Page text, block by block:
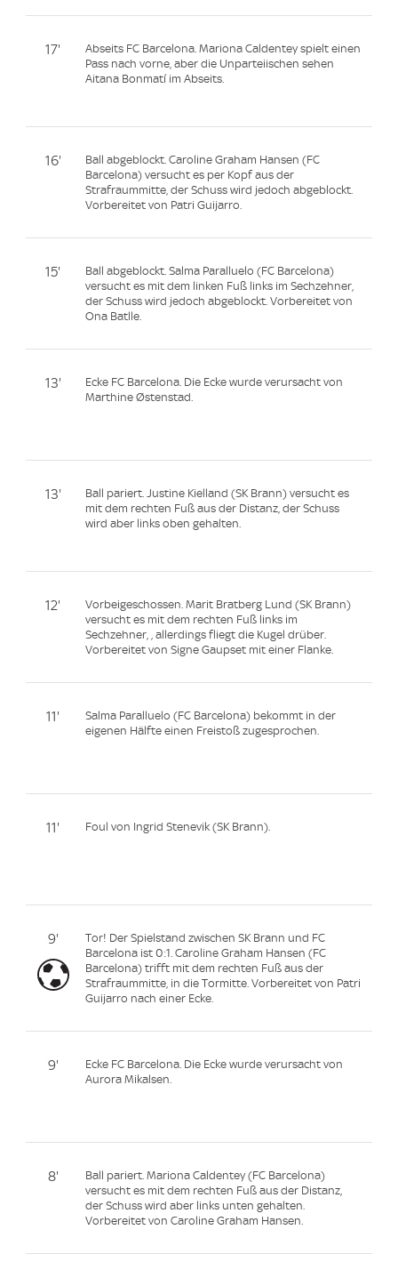
17'
Abseits FC Barcelona. Mariona Caldentey spielt einen
Pass nach vorne, aber die Unparteiischen sehen
Aitana Bonmatí im Abseits.
16'
Ball abgeblockt. Caroline Graham Hansen (FC
Barcelona) versucht es per Kopf aus der
Strafraummitte, der Schuss wird jedoch abgeblockt.
Vorbereitet von Patri Guijarro.
15'
Ball abgeblockt. Salma Paralluelo (FC Barcelona)
versucht es mit dem linken Fuß links im Sechzehner,
der Schuss wird jedoch abgeblockt. Vorbereitet von
Ona Batlle.
13'
Ecke FC Barcelona. Die Ecke wurde verursacht von
Marthine Østenstad.
13'
Ball pariert. Justine Kielland (SK Brann) versucht es
mit dem rechten Fuß aus der Distanz, der Schuss
wird aber links oben gehalten.
12'
Vorbeigeschossen. Marit Bratberg Lund (SK Brann)
versucht es mit dem rechten Fuß links im
Sechzehner, , allerdings fliegt die Kugel drüber.
Vorbereitet von Signe Gaupset mit einer Flanke.
11'
Salma Paralluelo (FC Barcelona) bekommt in der
eigenen Hälfte einen Freistoß zugesprochen.
11' Foul von Ingrid Stenevik (SK Brann).
9'
Tor! Der Spielstand zwischen SK Brann und FC
Barcelona ist 0:1. Caroline Graham Hansen (FC
Barcelona) trifft mit dem rechten Fuß aus der
Strafraummitte, in die Tormitte. Vorbereitet von Patri
Guijarro nach einer Ecke.
9'
Ecke FC Barcelona. Die Ecke wurde verursacht von
Aurora Mikalsen.
8'
Ball pariert. Mariona Caldentey (FC Barcelona)
versucht es mit dem rechten Fuß aus der Distanz,
der Schuss wird aber links unten gehalten.
Vorbereitet von Caroline Graham Hansen.